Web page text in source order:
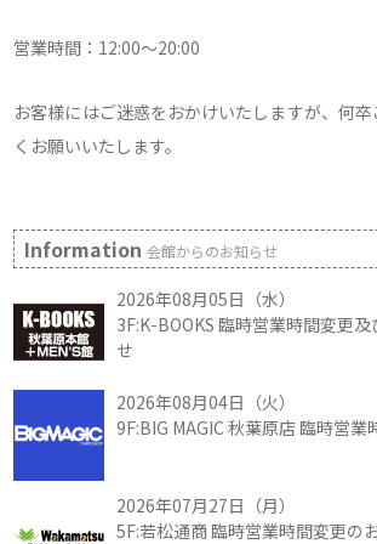
営業時間：12:00～20:00
お客様にはご迷惑をおかけいたしますが、何
くお願いいたします。
Information会館からのお知らせ
2026年08月05日（水）
3F:K-BOOKS 臨時営業時間変更
せ
2026年08月04日（火）
9F:BIG MAGIC 秋葉原店 臨時営
2026年07月27日（月）
5F:若松通商 臨時営業時間変更の